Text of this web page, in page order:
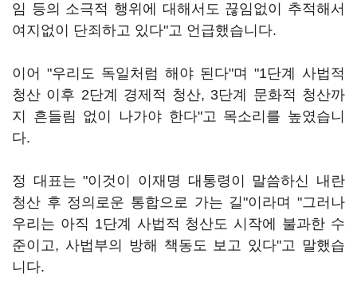
임 등의 소극적 행위에 대해서도 끊임없이 추적해서
여지없이 단죄하고 있다"고 언급했습니다.
이어 "우리도 독일처럼 해야 된다"며 "1단계 사법적
청산 이후 2단계 경제적 청산, 3단계 문화적 청산까
지 흔들림 없이 나가야 한다"고 목소리를 높였습니
다.
정 대표는 "이것이 이재명 대통령이 말씀하신 내란
청산 후 정의로운 통합으로 가는 길"이라며 "그러나
우리는 아직 1단계 사법적 청산도 시작에 불과한 수
준이고, 사법부의 방해 책동도 보고 있다"고 말했습
니다.